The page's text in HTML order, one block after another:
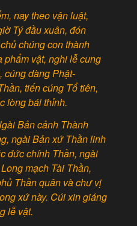
nay theo vận luật,
Tý đầu xuân, đón
chúng con thành
phẩm vật, nghi lễ cung
cúng dàng Phật-
tiến cúng Tổ tiên,
lòng bái thỉnh.
Bản cảnh Thành
ngài Bản xứ Thần linh
đức chính Thần, ngài
mạch Tài Thần,
Thần quân và chư vị
xứ này. Cúi xin giáng
lễ vật.